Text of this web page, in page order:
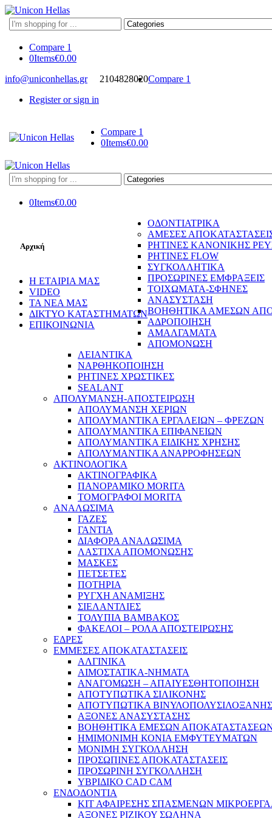
Search
here
Compare 1
0Items€0.00
info@uniconhellas.gr
2104828020Compare 1
Register or sign in
Compare 1
0Items€0.00
Search
here
0Items€0.00
Αρχική
Η ΕΤΑΙΡΙΑ ΜΑΣ
VIDEO
ΤΑ ΝΕΑ ΜΑΣ
ΔΙΚΤΥΟ ΚΑΤΑΣΤΗΜΑΤΩΝ
ΕΠΙΚΟΙΝΩΝΙΑ
ΟΔΟΝΤΙΑΤΡΙΚΑ
ΑΜΕΣΕΣ
ΡΗΤΙΝΕΣ ΚΑΝΟΝΙΚΗΣ
ΡΗΤΙΝΕΣ FLOW
ΣΥΓΚΟΛΛΗΤΙΚΑ
ΠΡΟΣΩΡΙΝΕΣ ΕΜΦΡΑΞΕΙΣ
ΤΟΙΧΩΜΑΤΑ-ΣΦΗΝΕΣ
ΑΝΑΣΥΣΤΑΣΗ
ΒΟΗΘΗΤΙΚΑ ΑΜΕΣΩΝ
ΑΔΡΟΠΟΙΗΣΗ
ΑΜΑΛΓΑΜΑΤΑ
ΑΠΟΜΟΝΩΣΗ
ΛΕΙΑΝΤΙΚΑ
ΝΑΡΘΗΚΟΠΟΙΗΣΗ
ΡΗΤΙΝΕΣ ΧΡΩΣΤΙΚΕΣ
SEALANT
ΑΠΟΛΥΜΑΝΣΗ-ΑΠΟΣΤΕΙΡΩΣΗ
ΑΠΟΛΥΜΑΝΣΗ ΧΕΡΙΩΝ
ΑΠΟΛΥΜΑΝΤΙΚΑ ΕΡΓΑΛΕΙΩΝ – ΦΡΕΖΩΝ
ΑΠΟΛΥΜΑΝΤΙΚΑ ΕΠΙΦΑΝΕΙΩΝ
ΑΠΟΛΥΜΑΝΤΙΚΑ ΕΙΔΙΚΗΣ ΧΡΗΣΗΣ
ΑΠΟΛΥΜΑΝΤΙΚΑ ΑΝΑΡΡΟΦΗΣΕΩΝ
ΑΚΤΙΝΟΛΟΓΙΚΑ
ΑΚΤΙΝΟΓΡΑΦΙΚΑ
ΠΑΝΟΡΑΜΙΚΟ MORITA
ΤΟΜΟΓΡΑΦΟΙ MORITA
ΑΝΑΛΩΣΙΜΑ
ΓΑΖΕΣ
ΓΑΝΤΙΑ
ΔΙΑΦΟΡΑ ΑΝΑΛΩΣΙΜΑ
ΛΑΣΤΙΧΑ ΑΠΟΜΟΝΩΣΗΣ
ΜΑΣΚΕΣ
ΠΕΤΣΕΤΕΣ
ΠΟΤΗΡΙΑ
ΡΥΓΧΗ ΑΝΑΜΙΞΗΣ
ΣΙΕΛΑΝΤΛΙΕΣ
ΤΟΛΥΠΙΑ ΒΑΜΒΑΚΟΣ
ΦΑΚΕΛΟΙ – ΡΟΛΑ ΑΠΟΣΤΕΙΡΩΣΗΣ
ΕΔΡΕΣ
ΕΜΜΕΣΕΣ ΑΠΟΚΑΤΑΣΤΑΣΕΙΣ
ΑΛΓΙΝΙΚΑ
ΑΙΜΟΣΤΑΤΙΚΑ-ΝΗΜΑΤΑ
ΑΝΑΓΟΜΩΣΗ – ΑΠΑΙΥΕΣΘΗΤΟΠΟΙΗΣΗ
ΑΠΟΤΥΠΩΤΙΚΑ ΣΙΛΙΚΟΝΗΣ
ΑΠΟΤΥΠΩΤΙΚΑ ΒΙΝΥΛΟΠΟΛΥΣΙΛΟΞΑΝΗΣ
ΑΞΟΝΕΣ ΑΝΑΣΥΣΤΑΣΗΣ
ΒΟΗΘΗΤΙΚΑ ΕΜΕΣΩΝ
ΗΜΙΜΟΝΙΜΗ ΚΟΝΙΑ ΕΜΦΥΤΕΥΜΑΤΩΝ
ΜΟΝΙΜΗ ΣΥΓΚΟΛΛΗΣΗ
ΠΡΟΣΩΠΙΝΕΣ ΑΠΟΚΑΤΑΣΤΑΣΕΙΣ
ΠΡΟΣΩΡΙΝΗ ΣΥΓΚΟΛΛΗΣΗ
ΥΒΡΙΔΙΚΟ CAD CAM
ΕΝΔΟΔΟΝΤΙΑ
ΚΙΤ ΑΦΑΙΡΕΣΗΣ ΣΠΑΣΜΕΝΩΝ
ΑΞΟΝΕΣ ΡΙΖΙΚΟΥ ΣΩΛΗΝΑ